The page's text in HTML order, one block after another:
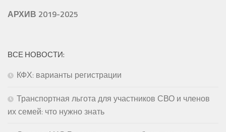
АРХИВ 2019-2025
ВСЕ НОВОСТИ:
КФХ: варианты регистрации
Транспортная льгота для участников СВО и членов
их семей: что нужно знать